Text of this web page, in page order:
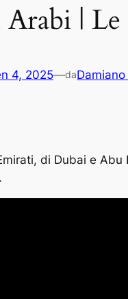
|
4, 2025—da
di Dubai e